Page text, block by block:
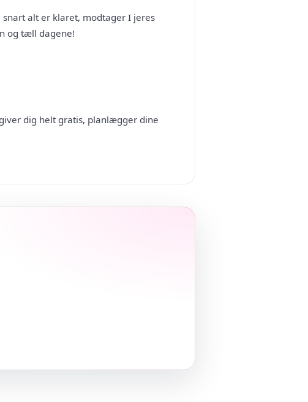
alt er klaret, modtager I jeres
og tæll dagene!
dig helt gratis, planlægger dine